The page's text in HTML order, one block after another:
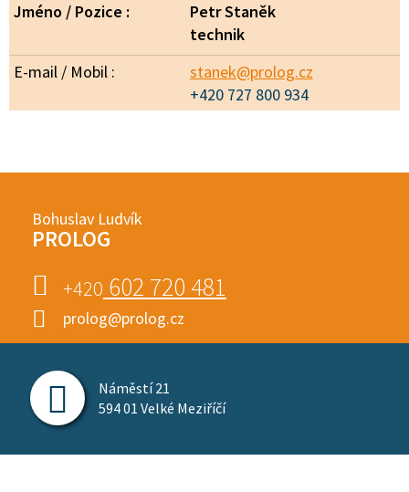
Petr Staněk
technik
stanek@prolog.cz
+420 727 800 934
Bohuslav Ludvík
PROLOG
+420 602 720 481
prolog@prolog.cz
Náměstí 21
594 01 Velké Meziříčí